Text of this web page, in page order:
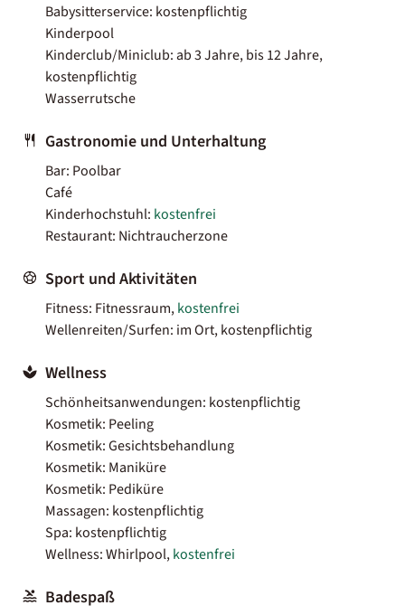
Babysitterservice: kostenpflichtig
Kinderpool
Kinderclub/Miniclub: ab 3 Jahre, bis 12 Jahre,
kostenpflichtig
Wasserrutsche
Gastronomie und Unterhaltung
Bar: Poolbar
Café
Kinderhochstuhl: kostenfrei
Restaurant: Nichtraucherzone
Sport und Aktivitäten
Fitness: Fitnessraum,kostenfrei
Wellenreiten/Surfen: im Ort, kostenpflichtig
Wellness
Schönheitsanwendungen: kostenpflichtig
Kosmetik: Peeling
Kosmetik: Gesichtsbehandlung
Kosmetik: Maniküre
Kosmetik: Pediküre
Massagen: kostenpflichtig
Spa: kostenpflichtig
Wellness: Whirlpool,kostenfrei
Badespaß